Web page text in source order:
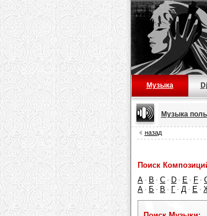
Музыка
Музыка
назад
Поиск
A · B · C · D · E · F ·
А · Б · В · Г · Д · Е ·